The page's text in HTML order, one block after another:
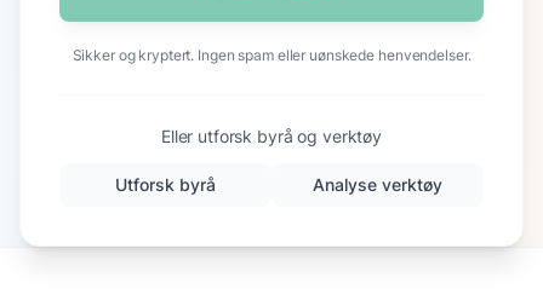
Sikker og kryptert. Ingen spam eller uønskede henvendelser.
Eller utforsk byrå og verktøy
Utforsk byrå Analyse verktøy